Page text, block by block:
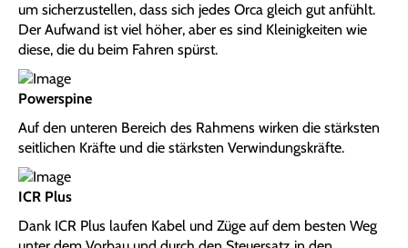
um sicherzustellen, dass sich jedes Orca gleich gut anfühlt.
Der Aufwand ist viel höher, aber es sind Kleinigkeiten wie
diese, die du beim Fahren spürst.
Powerspine
Auf den unteren Bereich des Rahmens wirken die stärksten
seitlichen Kräfte und die stärksten Verwindungskräfte.
ICR Plus
Dank ICR Plus laufen Kabel und Züge auf dem besten Weg